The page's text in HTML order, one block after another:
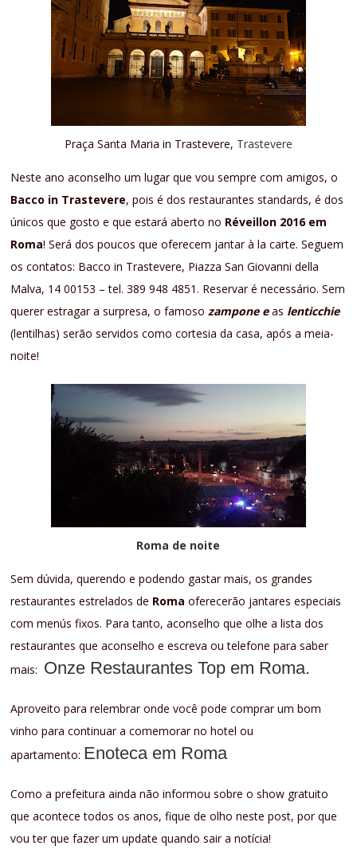
Praça Santa Maria in Trastevere, Trastevere
Neste ano aconselho um lugar que vou sempre com amigos, o
Bacco in Trastevere, pois é dos restaurantes standards, é dos
únicos que gosto e que estará aberto no Réveillon 2016 em
Roma! Será dos poucos que oferecem jantar à la carte. Seguem
os contatos: Bacco in Trastevere, Piazza San Giovanni della
Malva, 14 00153 – tel. 389 948 4851. Reservar é necessário. Sem
querer estragar a surpresa, o famosozampone eas lenticchie
(lentilhas) serão servidos como cortesia da casa, após a meia-
noite!
Roma de noite
Sem dúvida, querendo e podendo gastar mais, os grandes
restaurantes estrelados de Roma oferecerão jantares especiais
com menús fixos. Para tanto, aconselho que olhe a lista dos
restaurantes que aconselho e escreva ou telefone para saber
mais: Onze Restaurantes Top em Roma.
Aproveito para relembrar onde você pode comprar um bom
vinho para continuar a comemorar no hotel ou
apartamento: Enoteca em Roma
Como a prefeitura ainda não informou sobre o show gratuito
que acontece todos os anos, fique de olho neste post, por que
vou ter que fazer um update quando sair a notícia!